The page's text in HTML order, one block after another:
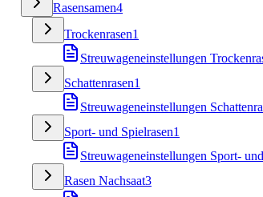
Rasensamen4
Trockenrasen1
Streuwageneinstellungen
Schattenrasen1
Streuwageneinstellungen
Sport- und Spielrasen1
Streuwageneinstellungen Sport-
Rasen Nachsaat3